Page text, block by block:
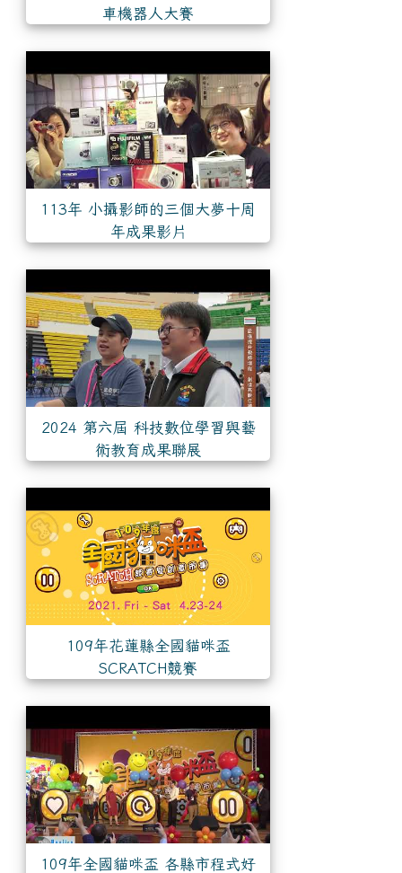
車機器人大賽
113年 小攝影師的三個大夢十周
年成果影片
2024 第六屆 科技數位學習與藝
術教育成果聯展
109年花蓮縣全國貓咪盃
SCRATCH競賽
109年全國貓咪盃 各縣市程式好